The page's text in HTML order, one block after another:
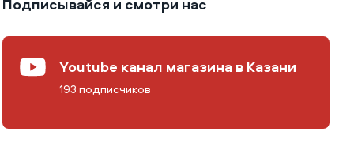
Подписывайся и смотри нас
Youtube канал магазина в Казани
193 подписчиков